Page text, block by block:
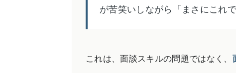
が苦笑いしながら「まさにこれ
これは、面談スキルの問題ではなく、